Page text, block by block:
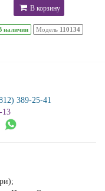
В корзину
наличии Модель 110134
389-25-41
13